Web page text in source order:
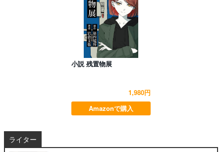
小説 残置物展
1,980円
Amazonで購入
ライター